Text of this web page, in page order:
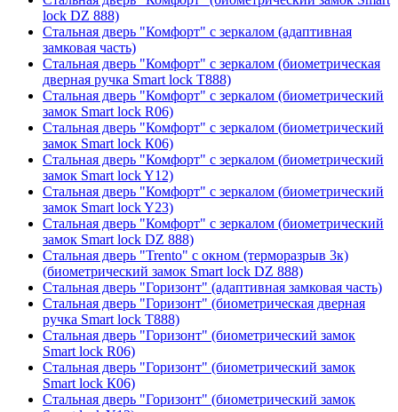
lock DZ 888)
Стальная дверь "Комфорт" с зеркалом (адаптивная
замковая часть)
Стальная дверь "Комфорт" с зеркалом (биометрическая
дверная ручка Smart lock T888)
Стальная дверь "Комфорт" с зеркалом (биометрический
замок Smart lock R06)
Стальная дверь "Комфорт" с зеркалом (биометрический
замок Smart lock К06)
Стальная дверь "Комфорт" с зеркалом (биометрический
замок Smart lock Y12)
Стальная дверь "Комфорт" с зеркалом (биометрический
замок Smart lock Y23)
Стальная дверь "Комфорт" с зеркалом (биометрический
замок Smart lock DZ 888)
Стальная дверь "Trento" с окном (терморазрыв 3к)
(биометрический замок Smart lock DZ 888)
Стальная дверь "Горизонт" (адаптивная замковая часть)
Стальная дверь "Горизонт" (биометрическая дверная
ручка Smart lock T888)
Стальная дверь "Горизонт" (биометрический замок
Smart lock R06)
Стальная дверь "Горизонт" (биометрический замок
Smart lock К06)
Стальная дверь "Горизонт" (биометрический замок